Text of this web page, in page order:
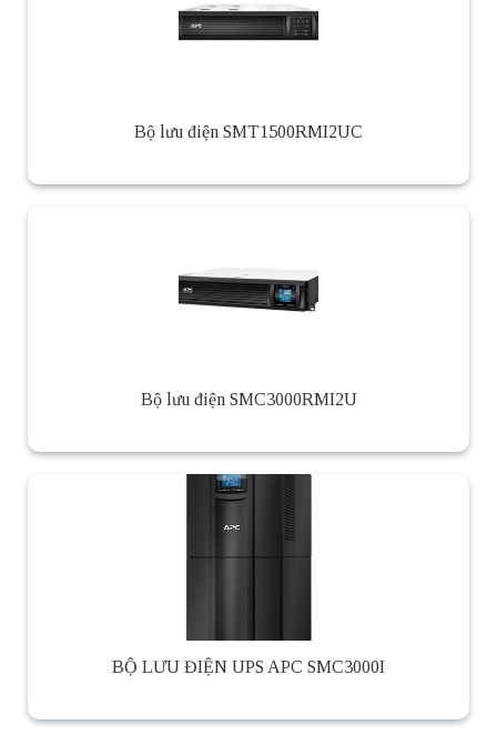
Bộ lưu điện SMT1500RMI2UC
Bộ lưu điện SMC3000RMI2U
BỘ LƯU ĐIỆN UPS APC SMC3000I